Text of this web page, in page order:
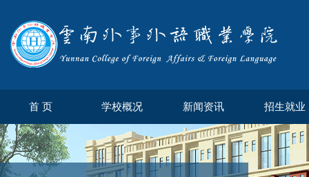
首 页 学校概况 新闻资讯 招生就业